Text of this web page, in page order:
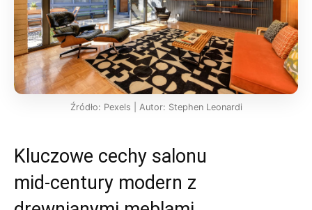
Źródło: Pexels | Autor: Stephen Leonardi
Kluczowe cechy salonu
mid‑century modern z